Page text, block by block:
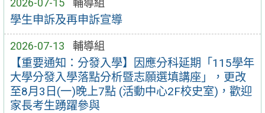
2026-07-15 輔導組
學生申訴及再申訴宣導
2026-07-13 輔導組
【重要通知：分發入學】因應分科延期「115學年
大學分發入學落點分析暨志願選填講座」，更改
至8月3日(一)晚上7點 (活動中心2F校史室)，歡迎
家長考生踴躍參與